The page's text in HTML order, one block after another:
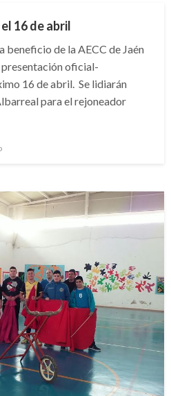
16 de abril
beneficio de la AECC de Jaén
oficial-
16 de abril. Se lidiarán
para el rejoneador